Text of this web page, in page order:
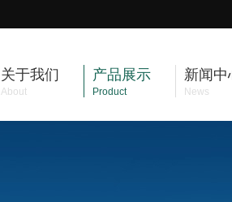
关于我们
About
产品展示
Product
新闻中
News